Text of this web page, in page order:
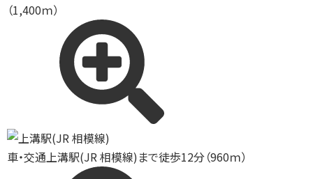
（1,400ｍ）
車・交通上溝駅(JR 相模線)まで徒歩12分（960ｍ）